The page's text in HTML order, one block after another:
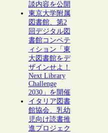
談内容を公開
東京大学附属
図書館、第2
回デジタル図
書館コンペテ
ィション「東
大図書館をデ
ザインせよ！
Next Library
Challenge
2030」を開催
イタリア図書
館協会、乳幼
児向け読書推
進プロジェク